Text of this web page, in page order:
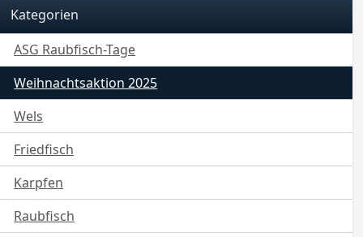
Kategorien
ASG Raubfisch-Tage
Weihnachtsaktion 2025
Wels
Friedfisch
Karpfen
Raubfisch